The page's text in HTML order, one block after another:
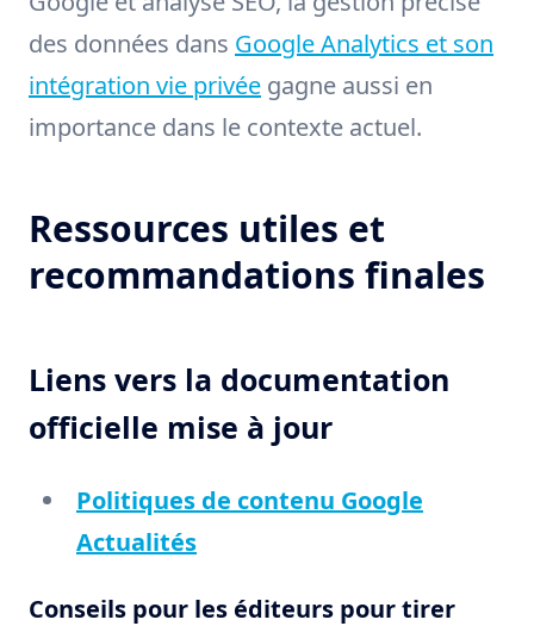
des données dans Google Analytics et son
intégration vie privée gagne aussi en
importance dans le contexte actuel.
Ressources utiles et
recommandations finales
Liens vers la documentation
officielle mise à jour
Politiques de contenu Google
Actualités
Conseils pour les éditeurs pour tirer